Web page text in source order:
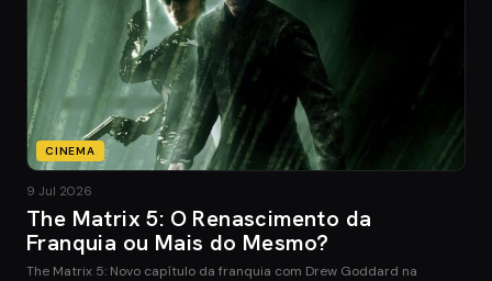
CINEMA
9 Jul 2026
The Matrix 5: O Renascimento da
Franquia ou Mais do Mesmo?
The Matrix 5: Novo capítulo da franquia com Drew Goddard na